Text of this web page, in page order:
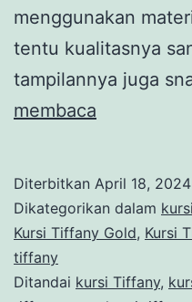
menggunakan
tentu kualitasnya
tampilannya juga
membaca
Kayu
Gold
Jatiasih
Diterbitkan April 18, 2024
Dikategorikan dalam
Kursi Tiffany Gold, Kursi
tiffany
Ditandai kursi Tiffany,